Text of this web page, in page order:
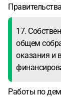
17.
общем
оказания и
Работы по